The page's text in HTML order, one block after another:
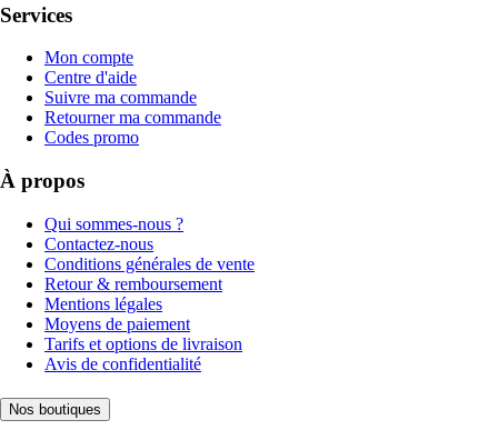
Services
Mon compte
Centre d'aide
Suivre ma commande
Retourner ma commande
Codes promo
À propos
Qui sommes-nous ?
Contactez-nous
Conditions générales de vente
Retour & remboursement
Mentions légales
Moyens de paiement
Tarifs et options de livraison
Avis de confidentialité
Nos boutiques